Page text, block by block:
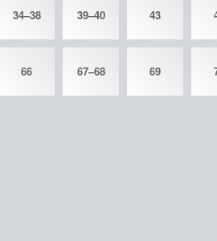
34–38 39–40 43
66 67–68 69